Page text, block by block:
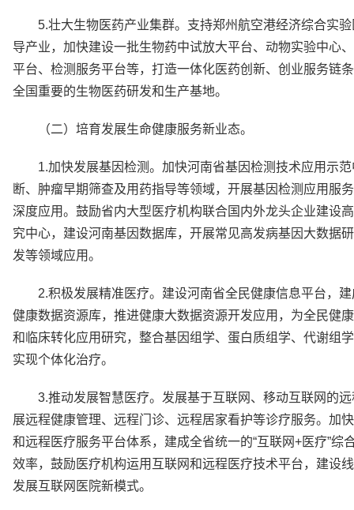
5.壮大生物医药产业集群。支持郑州航空港经济综合实
导产业，加快建设一批生物药中试放大平台、动物实验中心
平台、检测服务平台等，打造一体化医药创新、创业服务链
全国重要的生物医药研发和生产基地。
（二）培育发展生命健康服务新业态。
1.加快发展基因检测。加快河南省基因检测技术应用示
断、肿瘤早期筛查及用药指导等领域，开展基因检测应用服
深度应用。鼓励省内大型医疗机构联合国内外龙头企业建设
究中心，建设河南基因数据库，开展常见高发病基因大数据
发等领域应用。
2.积极发展精准医疗。建设河南省全民健康信息平台，
健康数据资源库，推进健康大数据资源开发应用，为全民健
和临床转化应用研究，整合基因组学、蛋白质组学、代谢组
实现个体化治疗。
3.推动发展智慧医疗。发展基于互联网、移动互联网的
展远程健康管理、远程门诊、远程居家看护等诊疗服务。加
和远程医疗服务平台体系，建成全省统一的“互联网+医疗”
效率，鼓励医疗机构运用互联网和远程医疗技术平台，建设
发展互联网医院新模式。